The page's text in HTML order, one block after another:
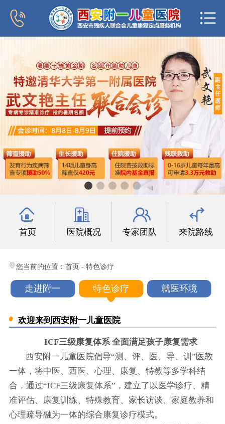
新闻中心
专家团队
科室导航
行为发育科
小儿内分泌科
光影纪实
健康科普
联系我们
首页 医院概况 专家团队 来院路线
您当前的位置： 首页 - 特色诊疗
走进附一 特色诊疗 就医环境
欢迎来到西安附一儿童医院
ICF三级康复体系 全面满足孩子康复需求
西安附一儿童医院倡导“测、评、医、导、训”医教
一体，将中医、西医、心理、康复、特教等多学科结
合，通过“ICF三级康复体系”，建立了以医学诊疗、精
准评估、康复训练、特殊教育、家长访谈、家庭教养和
心理疏导融为一体的综合康复诊疗模式。